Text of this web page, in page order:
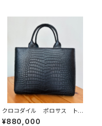
クロコダイル ポロサス トー
トバッグ 黒
¥880,000